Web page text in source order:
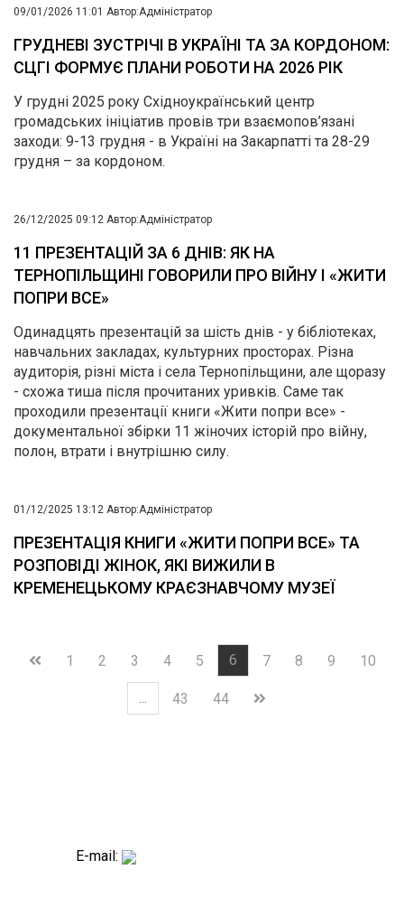
09/01/2026 11:01 Автор:Адміністратор
ГРУДНЕВІ ЗУСТРІЧІ В УКРАЇНІ ТА ЗА КОРДОНОМ:
СЦГІ ФОРМУЄ ПЛАНИ РОБОТИ НА 2026 РІК
У грудні 2025 року Східноукраїнський центр
громадських ініціатив провів три взаємопов’язані
заходи: 9-13 грудня - в Україні на Закарпатті та 28-29
грудня – за кордоном.
26/12/2025 09:12 Автор:Адміністратор
11 ПРЕЗЕНТАЦІЙ ЗА 6 ДНІВ: ЯК НА
ТЕРНОПІЛЬЩИНІ ГОВОРИЛИ ПРО ВІЙНУ І «ЖИТИ
ПОПРИ ВСЕ»
Одинадцять презентацій за шість днів - у бібліотеках,
навчальних закладах, культурних просторах. Різна
аудиторія, різні міста і села Тернопільщини, але щоразу
- схожа тиша після прочитаних уривків. Саме так
проходили презентації книги «Жити попри все» -
документальної збірки 11 жіночих історій про війну,
полон, втрати і внутрішню силу.
01/12/2025 13:12 Автор:Адміністратор
ПРЕЗЕНТАЦІЯ КНИГИ «ЖИТИ ПОПРИ ВСЕ» ТА
РОЗПОВІДІ ЖІНОК, ЯКІ ВИЖИЛИ В
КРЕМЕНЕЦЬКОМУ КРАЄЗНАВЧОМУ МУЗЕЇ
1 2 3 4 5 6 7 8 9 10
... 43 44
E-mail: